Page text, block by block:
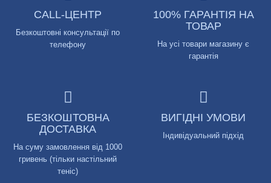
CALL-ЦЕНТР
Безкоштовні консультації по
телефону
100% ГАРАНТІЯ НА
ТОВАР
На усі товари магазину є
гарантія
БЕЗКОШТОВНА
ДОСТАВКА
На суму замовлення від 1000
гривень (тільки настільний
теніс)
ВИГІДНІ УМОВИ
Індивідуальний підхід